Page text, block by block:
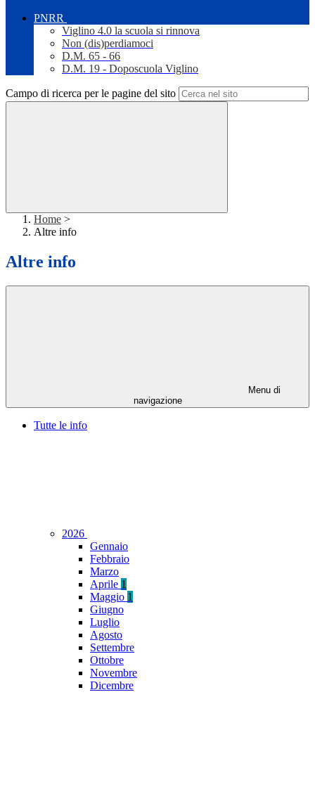
PNRR
Viglino 4.0 la scuola si rinnova
Non (dis)perdiamoci
D.M. 65 - 66
D.M. 19 - Doposcuola Viglino
Campo di ricerca per le pagine del sito
Home >
Altre info
Altre info
Menu di
navigazione
Tutte le info
2026
Gennaio
Febbraio
Marzo
Aprile 1
Maggio 1
Giugno
Luglio
Agosto
Settembre
Ottobre
Novembre
Dicembre